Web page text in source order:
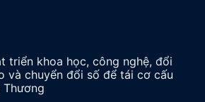
triển khoa học, công nghệ, đổi
và chuyển đổi số để tái cơ cấu
Thương